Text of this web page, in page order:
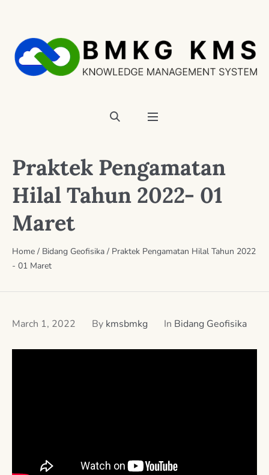
Praktek Pengamatan
Hilal Tahun 2022- 01
Maret
Home / Bidang Geofisika / Praktek Pengamatan Hilal Tahun 2022
- 01 Maret
March 1, 2022 By kmsbmkg In Bidang Geofisika